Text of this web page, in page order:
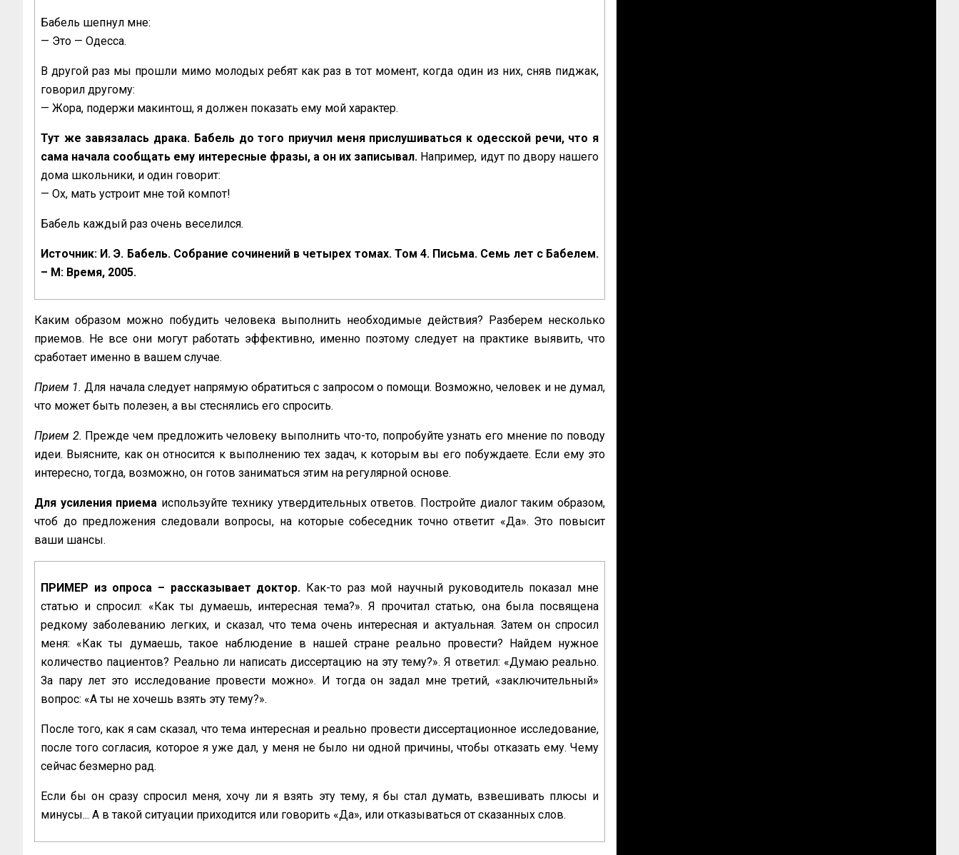
Бабель шепнул мне:
— Это — Одесса.
В другой раз мы прошли мимо молодых ребят как раз в тот момент, когда один из них, сняв пиджак,
говорил другому:
— Жора, подержи макинтош, я должен показать ему мой характер.
Тут же завязалась драка. Бабель до того приучил меня прислушиваться к одесской речи, что я
сама начала сообщать ему интересные фразы, а он их записывал. Например, идут по двору нашего
дома школьники, и один говорит:
— Ох, мать устроит мне той компот!
Бабель каждый раз очень веселился.
Источник: И. Э. Бабель. Собрание сочинений в четырех томах. Том 4. Письма. Семь лет с Бабелем.
– М: Время, 2005.
Каким образом можно побудить человека выполнить необходимые действия? Разберем несколько
приемов. Не все они могут работать эффективно, именно поэтому следует на практике выявить, что
сработает именно в вашем случае.
Прием 1. Для начала следует напрямую обратиться с запросом о помощи. Возможно, человек и не думал,
что может быть полезен, а вы стеснялись его спросить.
Прием 2. Прежде чем предложить человеку выполнить что-то, попробуйте узнать его мнение по поводу
идеи. Выясните, как он относится к выполнению тех задач, к которым вы его побуждаете. Если ему это
интересно, тогда, возможно, он готов заниматься этим на регулярной основе.
Для усиления приема используйте технику утвердительных ответов. Постройте диалог таким образом,
чтоб до предложения следовали вопросы, на которые собеседник точно ответит «‎Да». Это повысит
ваши шансы.
ПРИМЕР из опроса – рассказывает доктор. Как-то раз мой научный руководитель показал мне
статью и спросил: «Как ты думаешь, интересная тема?». Я прочитал статью, она была посвящена
редкому заболеванию легких, и сказал, что тема очень интересная и актуальная. Затем он спросил
меня: «Как ты думаешь, такое наблюдение в нашей стране реально провести? Найдем нужное
количество пациентов? Реально ли написать диссертацию на эту тему?». Я ответил: «Думаю реально.
За пару лет это исследование провести можно». И тогда он задал мне третий, «‎заключительный»
вопрос: «А ты не хочешь взять эту тему?».
После того, как я сам сказал, что тема интересная и реально провести диссертационное исследование,
после того согласия, которое я уже дал, у меня не было ни одной причины, чтобы отказать ему. Чему
сейчас безмерно рад.
Если бы он сразу спросил меня, хочу ли я взять эту тему, я бы стал думать, взвешивать плюсы и
минусы... А в такой ситуации приходится или говорить «‎Да», или отказываться от сказанных слов.